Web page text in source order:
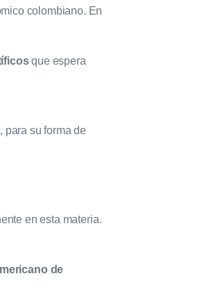
colombiano. En
que espera
para su forma de
en esta materia.
de